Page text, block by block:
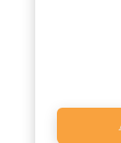
性も抜群
2枚並べれ